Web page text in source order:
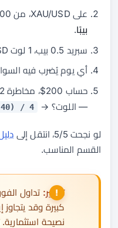
على XAU/USD، من 2,400$ إلى 2,405$، كم بيبًا؟ →
بيبًا.
سبريد 0.5 بيب، 1 لوت EUR/USD، تكلفة الدخول؟ →
أي يوم يُضرب فيه
— اللوت؟ →
4 / (40 × 10) = 0.01
لو نجحت 5/5، انتقل إلى
القسم المناسب.
تذكير: تداول
كبيرة وقد
نصيحة